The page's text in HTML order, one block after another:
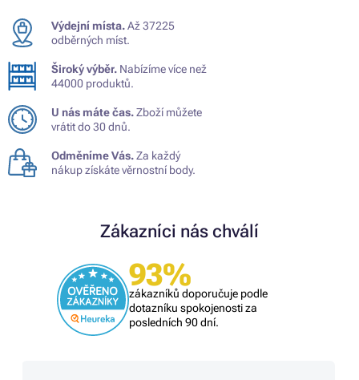
Výdejní místa.Až 37225
odběrných míst.
Široký výběr. Nabízíme více než
44000 produktů.
U nás máte čas.Zboží můžete
vrátit do 30 dnů.
Odměníme Vás.Za každý
nákup získáte věrnostní body.
Zákazníci nás chválí
93%
zákazníků doporučuje podle
dotazníku spokojenosti za
posledních 90 dní.